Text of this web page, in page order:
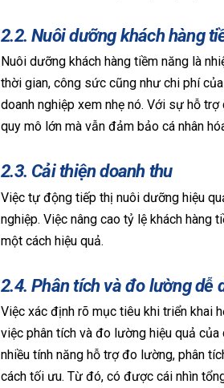
2.2. Nuôi dưỡng khách hàng
Nuôi dưỡng khách hàng tiềm năng là
thời gian, công sức cũng như chi phí
doanh nghiệp xem nhẹ nó. Với sự hỗ
quy mô lớn mà vẫn đảm bảo cá nhân
2.3. Cải thiện doanh thu
Việc tự động tiếp thị nuôi dưỡng hiệu
nghiệp. Việc nâng cao tỷ lệ khách hàng
một cách hiệu quả.
2.4. Phân tích và đo lường dễ
Việc xác định rõ mục tiêu khi triển khai
việc phân tích và đo lường hiệu quả
nhiều tính năng hỗ trợ đo lường, phân
cách tối ưu. Từ đó, có được cái nhìn